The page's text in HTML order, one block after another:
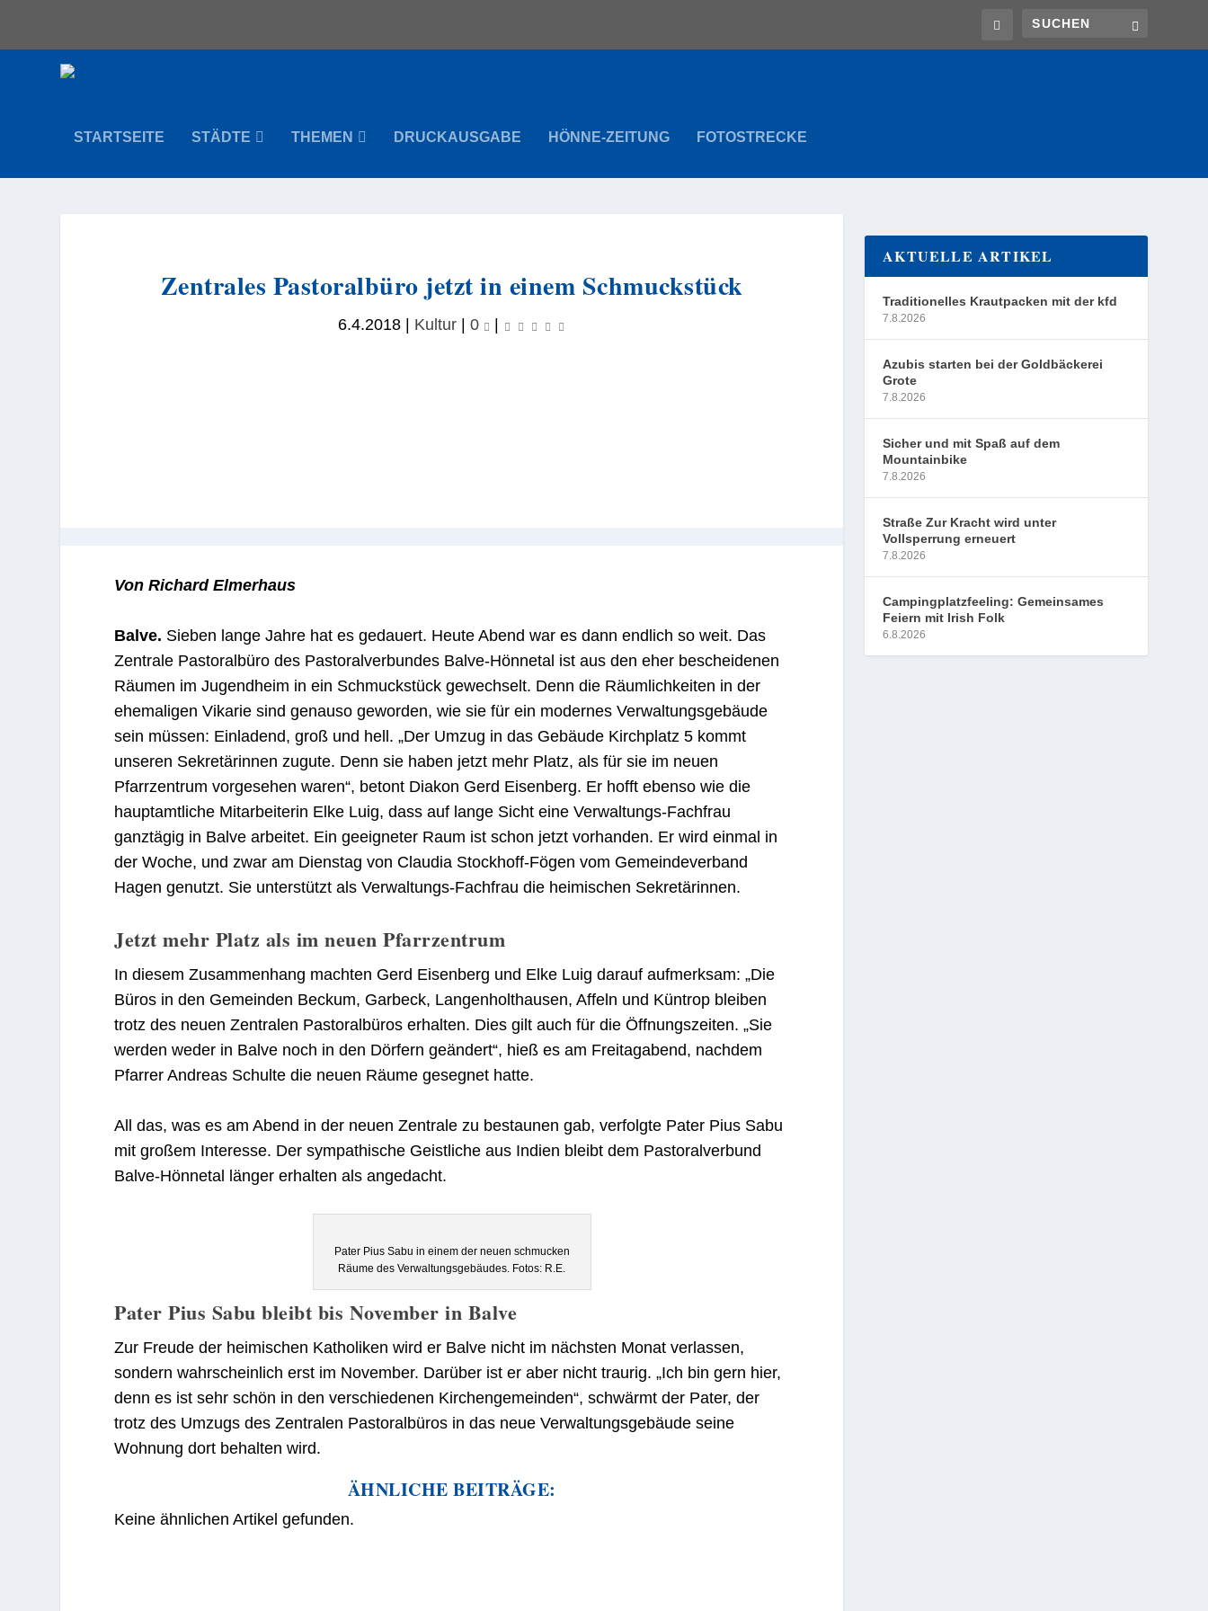
STARTSEITE STÄDTE THEMEN DRUCKAUSGABE HÖNNE-ZEITUNG FOTOSTRECKE
Zentrales Pastoralbüro jetzt in einem Schmuckstück
6.4.2018| Kultur| 0
Von Richard Elmerhaus
Balve. Sieben lange Jahre hat es gedauert. Heute Abend war es dann endlich so weit. Das
Zentrale Pastoralbüro des Pastoralverbundes Balve-Hönnetal ist aus den eher bescheidenen
Räumen im Jugendheim in ein Schmuckstück gewechselt. Denn die Räumlichkeiten in der
ehemaligen Vikarie sind genauso geworden, wie sie für ein modernes Verwaltungsgebäude
sein müssen: Einladend, groß und hell. „Der Umzug in das Gebäude Kirchplatz 5 kommt
unseren Sekretärinnen zugute. Denn sie haben jetzt mehr Platz, als für sie im neuen
Pfarrzentrum vorgesehen waren“, betont Diakon Gerd Eisenberg. Er hofft ebenso wie die
hauptamtliche Mitarbeiterin Elke Luig, dass auf lange Sicht eine Verwaltungs-Fachfrau
ganztägig in Balve arbeitet. Ein geeigneter Raum ist schon jetzt vorhanden. Er wird einmal in
der Woche, und zwar am Dienstag von Claudia Stockhoff-Fögen vom Gemeindeverband
Hagen genutzt. Sie unterstützt als Verwaltungs-Fachfrau die heimischen Sekretärinnen.
Jetzt mehr Platz als im neuen Pfarrzentrum
In diesem Zusammenhang machten Gerd Eisenberg und Elke Luig darauf aufmerksam: „Die
Büros in den Gemeinden Beckum, Garbeck, Langenholthausen, Affeln und Küntrop bleiben
trotz des neuen Zentralen Pastoralbüros erhalten. Dies gilt auch für die Öffnungszeiten. „Sie
werden weder in Balve noch in den Dörfern geändert“, hieß es am Freitagabend, nachdem
Pfarrer Andreas Schulte die neuen Räume gesegnet hatte.
All das, was es am Abend in der neuen Zentrale zu bestaunen gab, verfolgte Pater Pius Sabu
mit großem Interesse. Der sympathische Geistliche aus Indien bleibt dem Pastoralverbund
Balve-Hönnetal länger erhalten als angedacht.
Pater Pius Sabu in einem der neuen schmucken
Räume des Verwaltungsgebäudes. Fotos: R.E.
Pater Pius Sabu bleibt bis November in Balve
Zur Freude der heimischen Katholiken wird er Balve nicht im nächsten Monat verlassen,
sondern wahrscheinlich erst im November. Darüber ist er aber nicht traurig. „Ich bin gern hier,
denn es ist sehr schön in den verschiedenen Kirchengemeinden“, schwärmt der Pater, der
trotz des Umzugs des Zentralen Pastoralbüros in das neue Verwaltungsgebäude seine
Wohnung dort behalten wird.
ÄHNLICHE BEITRÄGE:
Keine ähnlichen Artikel gefunden.
AKTUELLE ARTIKEL
Traditionelles Krautpacken mit der kfd
7.8.2026
Azubis starten bei der Goldbäckerei
Grote
7.8.2026
Sicher und mit Spaß auf dem
Mountainbike
7.8.2026
Straße Zur Kracht wird unter
Vollsperrung erneuert
7.8.2026
Campingplatzfeeling: Gemeinsames
Feiern mit Irish Folk
6.8.2026